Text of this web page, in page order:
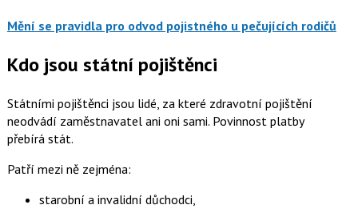
Mění se pravidla pro odvod pojistného u pečujících rodičů
Kdo jsou státní pojištěnci
Státními pojištěnci jsou lidé, za které zdravotní pojištění
neodvádí zaměstnavatel ani oni sami. Povinnost platby
přebírá stát.
Patří mezi ně zejména:
starobní a invalidní důchodci,